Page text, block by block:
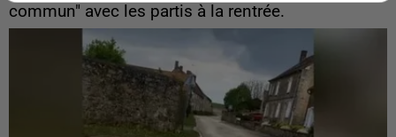
commun" avec les partis à la rentrée.